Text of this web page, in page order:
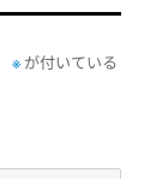
※ が付いている